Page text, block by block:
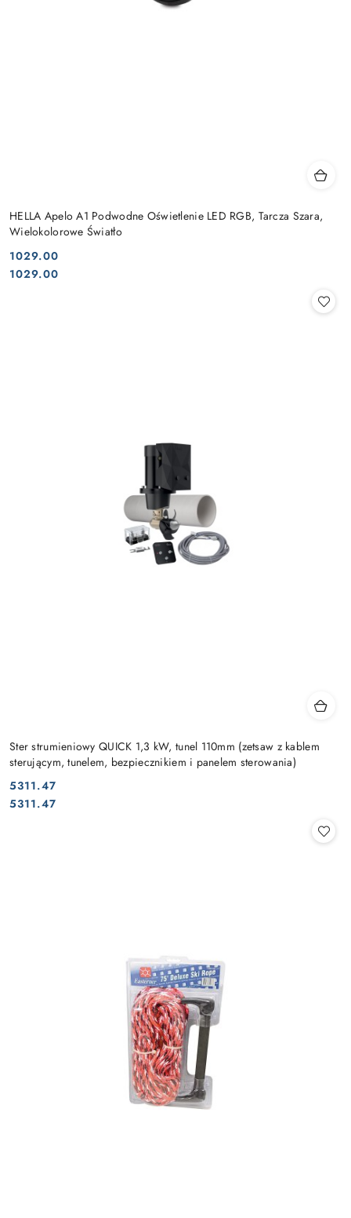
HELLA Apelo A1 Podwodne Oświetlenie LED RGB, Tarcza Szara,
Wielokolorowe Światło
Cena:
1029.00
Cena:
1029.00
Ster strumieniowy QUICK 1,3 kW, tunel 110mm (zetsaw z kablem
sterującym, tunelem, bezpiecznikiem i panelem sterowania)
Cena:
5311.47
Cena:
5311.47